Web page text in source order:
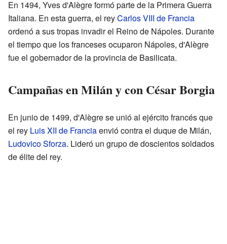
En 1494, Yves d'Alègre formó parte de la Primera Guerra
Italiana. En esta guerra, el reyCarlos VIII de Francia
ordenó a sus tropas invadir el Reino de Nápoles. Durante
el tiempo que los franceses ocuparon Nápoles, d'Alègre
fue el gobernador de la provincia de Basilicata.
Campañas en Milán y con César Borgia
En junio de 1499, d'Alègre se unió al ejército francés que
el rey Luis XII de Franciaenvió contra el duque de Milán,
Ludovico Sforza. Lideró un grupo de doscientos soldados
de élite del rey.